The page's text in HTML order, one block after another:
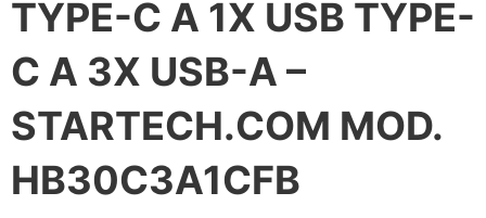
TYPE-C A 1X USB TYPE-
C A 3X USB-A –
STARTECH.COM MOD.
HB30C3A1CFB